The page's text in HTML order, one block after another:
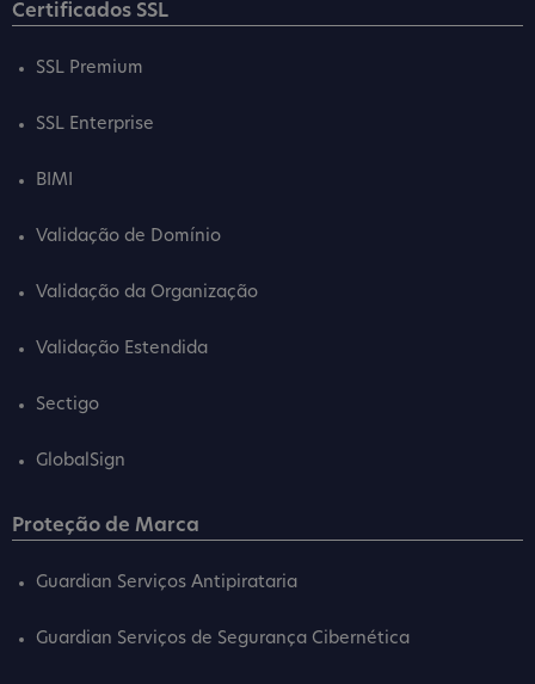
Certificados SSL
SSL Premium
SSL Enterprise
BIMI
Validação de Domínio
Validação da Organização
Validação Estendida
Sectigo
GlobalSign
Proteção de Marca
Guardian Serviços Antipirataria
Guardian Serviços de Segurança Cibernética